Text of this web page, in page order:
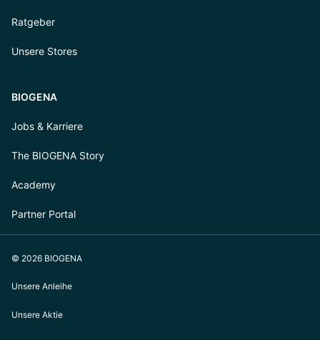
Ratgeber
Unsere Stores
BIOGENA
Jobs & Karriere
The BIOGENA Story
Academy
Partner Portal
© 2026 BIOGENA
Unsere Anleihe
Unsere Aktie